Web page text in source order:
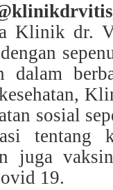
Klinik dr.
dalam
sosial
tentang
juga
19.